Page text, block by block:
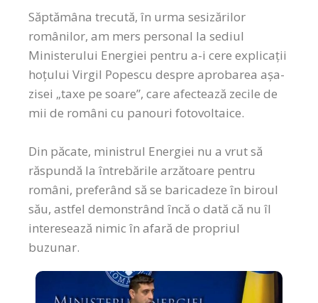
Săptămâna trecută, în urma sesizărilor
românilor, am mers personal la sediul
Ministerului Energiei pentru a-i cere explicații
hoțului Virgil Popescu despre aprobarea așa-
zisei „taxe pe soare”, care afectează zecile de
mii de români cu panouri fotovoltaice.
Din păcate, ministrul Energiei nu a vrut să
răspundă la întrebările arzătoare pentru
români, preferând să se baricadeze în biroul
său, astfel demonstrând încă o dată că nu îl
interesează nimic în afară de propriul
buzunar.